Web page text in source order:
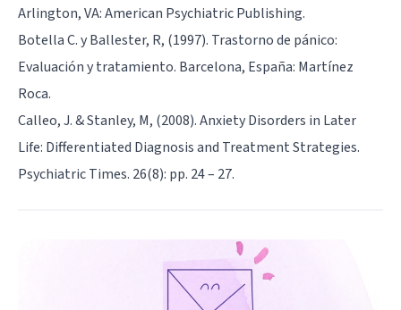
Arlington, VA: American Psychiatric Publishing.
Botella C. y Ballester, R, (1997). Trastorno de pánico:
Evaluación y tratamiento. Barcelona, España: Martínez
Roca.
Calleo, J. & Stanley, M, (2008). Anxiety Disorders in Later
Life: Differentiated Diagnosis and Treatment Strategies.
Psychiatric Times. 26(8): pp. 24 – 27.